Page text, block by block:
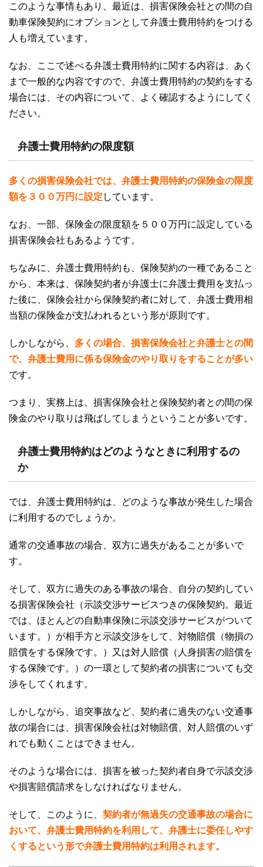
このような事情もあり、最近は、損害保険会社との間の自
動車保険契約にオプションとして弁護士費用特約をつける
人も増えています。
なお、ここで述べる弁護士費用特約に関する内容は、あく
まで一般的な内容ですので、弁護士費用特約の契約をする
場合には、その内容について、よく確認するようにしてく
ださい。
弁護士費用特約の限度額
多くの損害保険会社では、弁護士費用特約の保険金の限度
額を３００万円に設定 しています。
なお、一部、保険金の限度額を５００万円に設定している
損害保険会社もあるようです。
ちなみに、弁護士費用特約も、保険契約の一種であること
から、本来は、保険契約者が弁護士に弁護士費用を支払っ
た後に、保険会社から保険契約者に対して、弁護士費用相
当額の保険金が支払われるという形が原則です。
しかしながら、 多くの場合、損害保険会社と弁護士との間
で、弁護士費用に係る保険金のやり取りをすることが多い
です。
つまり、実務上は、損害保険会社と保険契約者との間の保
険金のやり取りは飛ばしてしまうということが多いです。
弁護士費用特約はどのようなときに利用するの
か
では、弁護士費用特約は、どのような事故が発生した場合
に利用するのでしょうか。
通常の交通事故の場合、双方に過失があることが多いで
す。
そして、双方に過失のある事故の場合、自分の契約してい
る損害保険会社（示談交渉サービスつきの保険契約。最近
では、ほとんどの自動車保険に示談交渉サービスがついて
います。）が相手方と示談交渉をして、対物賠償（物損の
賠償をする保険です。）又は対人賠償（人身損害の賠償を
する保険です。）の一環として契約者の損害についても交
渉をしてくれます。
しかしながら、追突事故など、契約者に過失のない交通事
故の場合には、損害保険会社は対物賠償、対人賠償のいず
れでも動くことはできません。
そのような場合には、損害を被った契約者自身で示談交渉
や損害賠償請求をしなければなりません。
そして、このように、 契約者が無過失の交通事故の場合に
おいて、弁護士費用特約を利用して、弁護士に委任しやす
くするという形で弁護士費用特約は利用されます。